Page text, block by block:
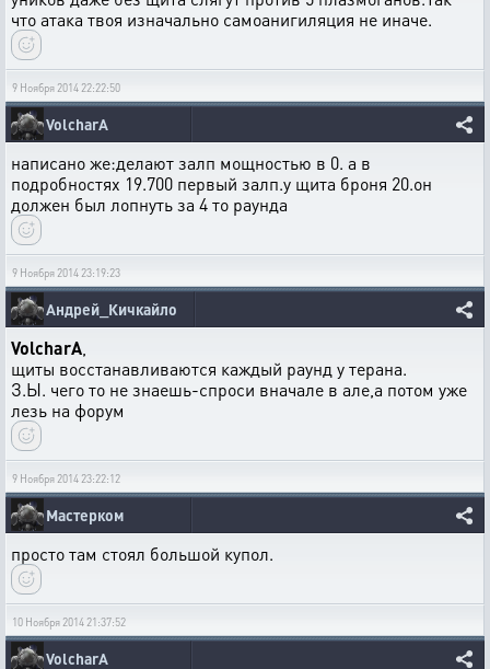
что атака твоя изначально самоанигиляция не иначе.
9 Ноября 2014 22:22:50
VolcharA
написано же:делают залп мощностью в 0. а в
подробностях 19.700 первый залп.у щита броня 20.он
должен был лопнуть за 4 то раунда
9 Ноября 2014 23:19:23
Андрей_Кичкайло
VolcharA
щиты восстанавливаются каждый раунд у терана.
З.Ы. чего то не знаешь-спроси вначале в але,а потом уже
лезь на форум
9 Ноября 2014 23:22:12
Мастерком
просто там стоял большой купол.
10 Ноября 2014 21:37:52
VolcharA